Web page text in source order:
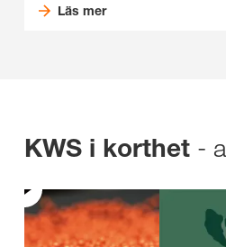
Läs mer
KWS i korthet -